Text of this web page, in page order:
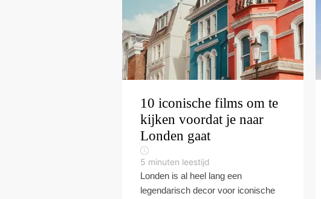
10 iconische films om te
kijken voordat je naar
Londen gaat
5 minuten leestijd
Londen is al heel lang een
legendarisch decor voor iconische